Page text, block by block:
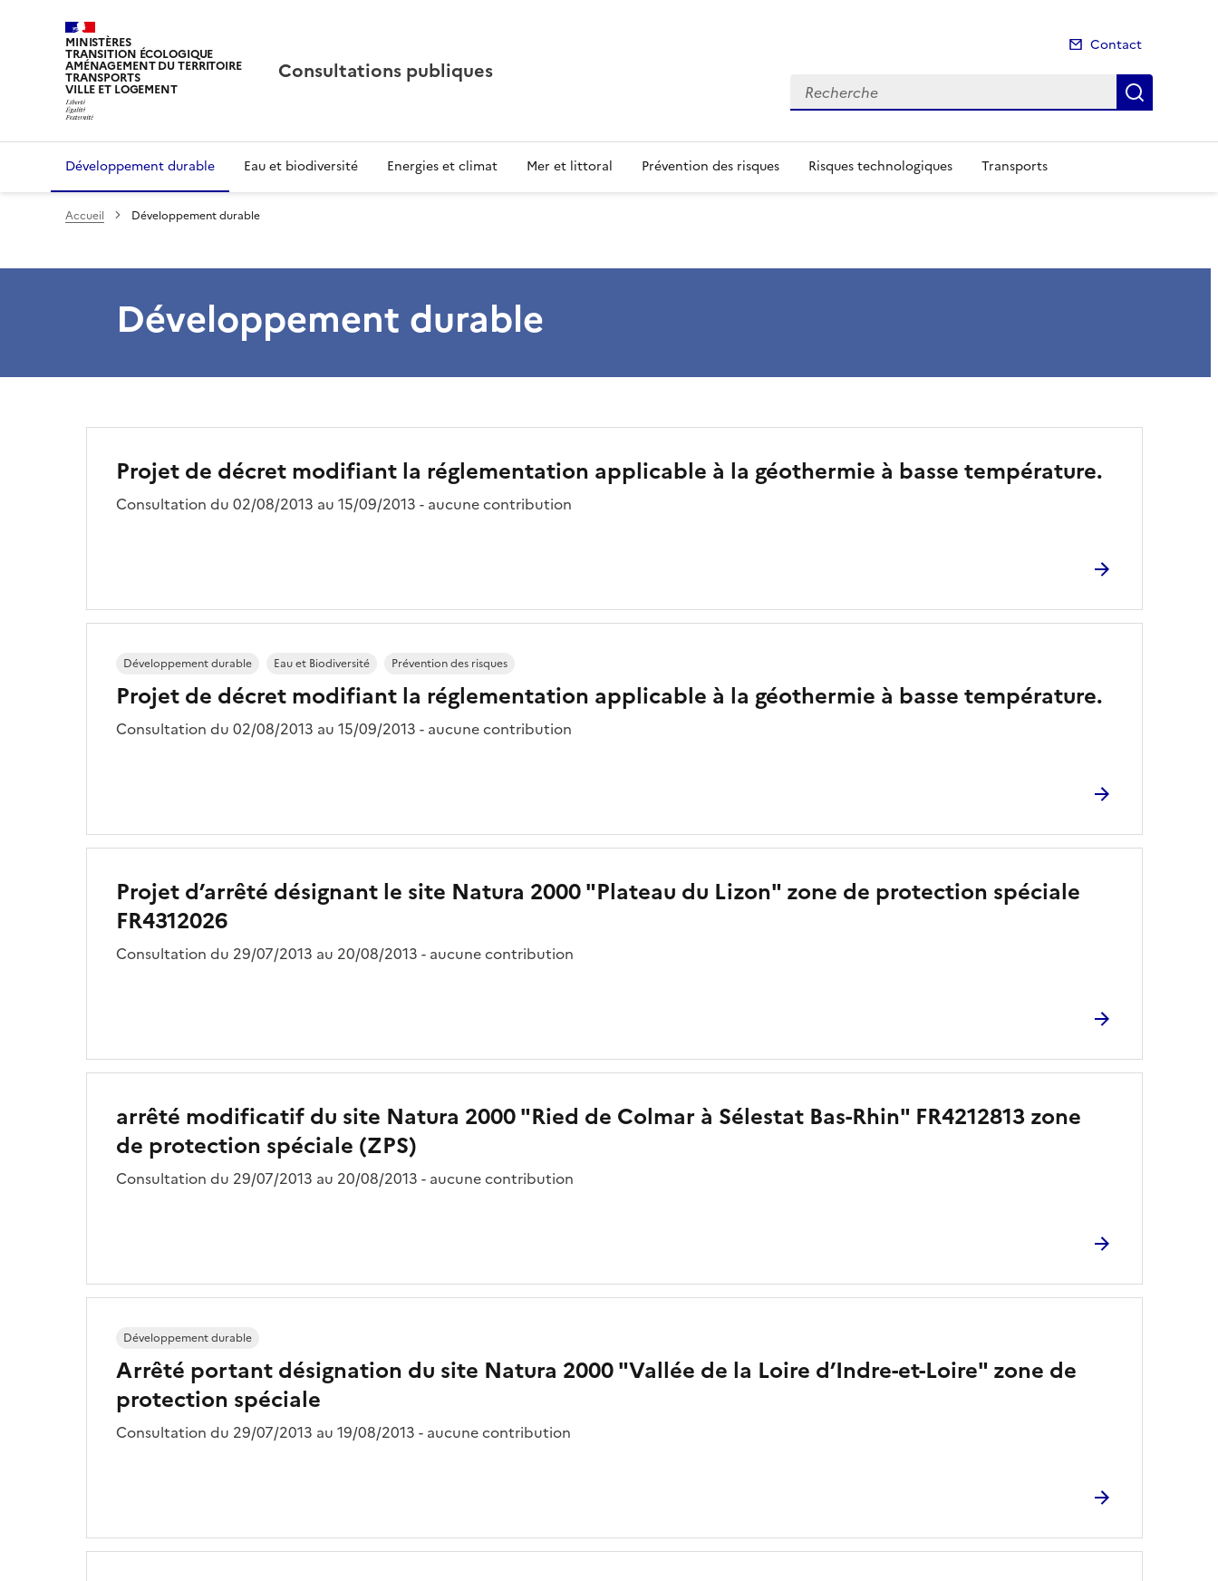
MINISTÈRES
TRANSITION ÉCOLOGIQUE
AMÉNAGEMENT DU TERRITOIRE
TRANSPORTS
VILLE ET LOGEMENT
Consultations publiques
Contact
Recherche
Développement durable Eau et biodiversité Energies et climat Mer et littoral Prévention des risques Risques technologiques Transports
Accueil Développement durable
Développement durable
Projet de décret modifiant la réglementation applicable à la géothermie à basse température.
Consultation du 02/08/2013 au 15/09/2013 - aucune contribution
Projet de décret modifiant la réglementation applicable à la géothermie à basse température.
Consultation du 02/08/2013 au 15/09/2013 - aucune contribution
Développement durable Eau et Biodiversité Prévention des risques
Projet d’arrêté désignant le site Natura 2000 "Plateau du Lizon" zone de protection spéciale
FR4312026
Consultation du 29/07/2013 au 20/08/2013 - aucune contribution
arrêté modificatif du site Natura 2000 "Ried de Colmar à Sélestat Bas-Rhin" FR4212813 zone
de protection spéciale (ZPS)
Consultation du 29/07/2013 au 20/08/2013 - aucune contribution
Arrêté portant désignation du site Natura 2000 "Vallée de la Loire d’Indre-et-Loire" zone de
protection spéciale
Consultation du 29/07/2013 au 19/08/2013 - aucune contribution
Développement durable